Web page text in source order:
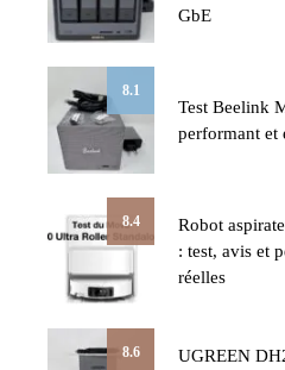
GbE
8.1
Test Beelink
performant et
8.4
Robot
: test, avis et
réelles
8.6
UGREEN